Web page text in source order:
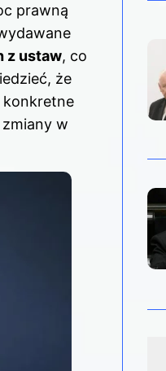
prawną
z ustaw, co
że
konkretne
w